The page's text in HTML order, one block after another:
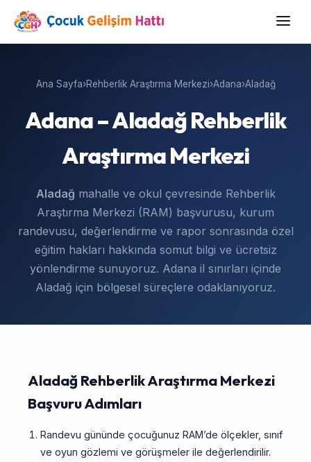
Ana Sayfa›Rehberlik Araştırma Merkezi›Adana›Aladağ
Adana – Aladağ Rehberlik
Araştırma Merkezi
Aladağ mahalle ve okul çevresinde Rehberlik
Araştırma Merkezi (RAM) başvurusu, kurum
randevusu, değerlendirme ve rapor sonrasında özel
eğitim hakları hakkında somut bilgi ve ücretsiz
yönlendirme sunuyoruz. Adana il sınırları içinde
Aladağ için bölgesel süreçlere odaklanıyoruz.
Aladağ Rehberlik Araştırma Merkezi
Başvuru Adımları
Randevu gününde çocuğunuz RAM’de ölçekler, sınıf
ve oyun gözlemi ve görüşmeler ile değerlendirilir.